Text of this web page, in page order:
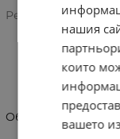
Рейтинг:
Обувки за
нашия
които
вашето